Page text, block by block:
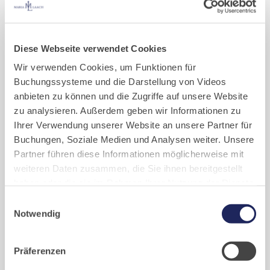
Diese Webseite verwendet Cookies
Wir verwenden Cookies, um Funktionen für
Buchungssysteme und die Darstellung von Videos
anbieten zu können und die Zugriffe auf unsere Website
zu analysieren. Außerdem geben wir Informationen zu
Ihrer Verwendung unserer Website an unsere Partner für
Buchungen, Soziale Medien und Analysen weiter. Unsere
Partner führen diese Informationen möglicherweise mit
weiteren Daten zusammen, die Sie ihnen bereitgestellt
challenges.cloudflare.com: Wir verwenden das online
Buchungssystem MEWS in unserem Hotel und unserem
übermittelt. Cookies von eu5.bookingkit.de: Wir
Notwendig
Präferenzen
310 € (inkl. MwSt)
Anja Eichen (Dipl. Design),
www.schriftkunsteichen.com
Anmeldung
Bitte um Kursanmeldung über Anja Eichen
(info@schriftkunsteichen.com ). Mit der Kursbuchung ist für Sie
automatisch ein Zimmer im Gästeflügel des Klosters Maria Laach
reserviert.
Irrtümer und Änderungen vorbehalten.
buchen Sie Ihre Übernachtung und den Kurs im Gastflügel des
Klosters: